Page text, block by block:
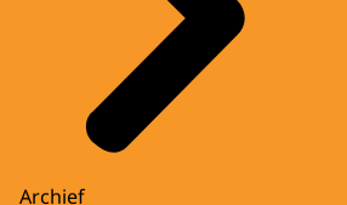
Archief